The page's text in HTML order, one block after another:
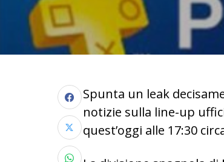
Spunta un leak
notizie sulla line-up
quest’oggi alle 17:30